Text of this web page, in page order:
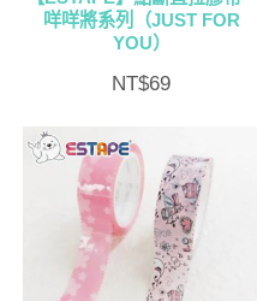
咩咩將系列（JUST FOR
YOU）
NT$69